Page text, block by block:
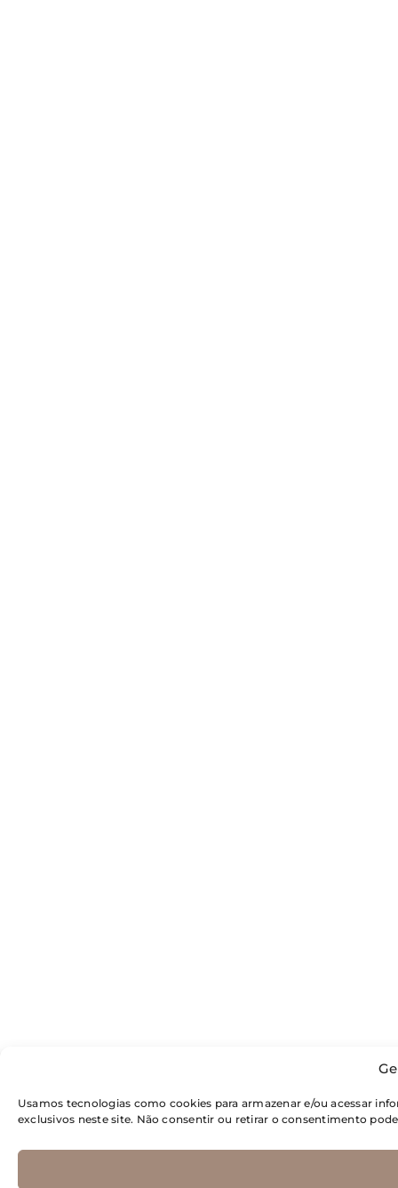
Usamos tecnologias como cookies para armazenar e/ou acessar
exclusivos neste site. Não consentir ou retirar o consentimento